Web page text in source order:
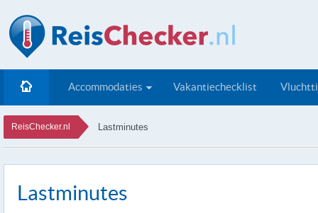
Accommodaties Vakantiechecklist
ReisChecker.nl Lastminutes
Lastminutes